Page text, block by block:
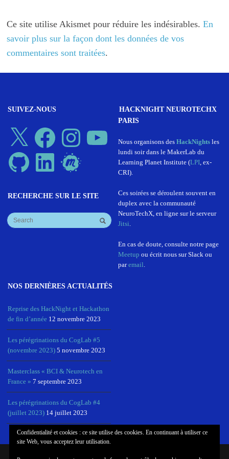
Ce site utilise Akismet pour réduire les indésirables.En
savoir plus sur la façon dont les données de vos
commentaires sont traitées.
SUIVEZ-NOUS
X Facebook Instagram
GitHub LinkedIn Meetup
RECHERCHE SUR LE SITE
HACKNIGHT NEUROTECHX
PARIS
Nous organisons des HackNightsles
lundi soir dans le MakerLab du
Learning Planet Institute (LPI, ex-
CRI).
Ces soirées se déroulent souvent en
duplex avec la communauté
NeuroTechX, en ligne sur le serveur
Jitsi.
En cas de doute, consulte notre page
Meetup ou écrit nous sur Slack ou
paremail.
NOS DERNIÈRES ACTUALITÉS
Reprise des HackNight et Hackathon
de fin d’année 12 novembre 2023
Les pérégrinations du CogLab #5
(novembre 2023) 5 novembre 2023
Masterclass « BCI & Neurotech en
France » 7 septembre 2023
Les pérégrinations du CogLab #4
(juillet 2023) 14 juillet 2023
Confidentialité et cookies : ce site utilise des cookies. En continuant à utiliser ce
site Web, vous acceptez leur utilisation.